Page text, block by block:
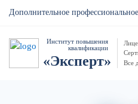
Дополнительное
Институт повышения
квалификации
«Эксперт»
Все